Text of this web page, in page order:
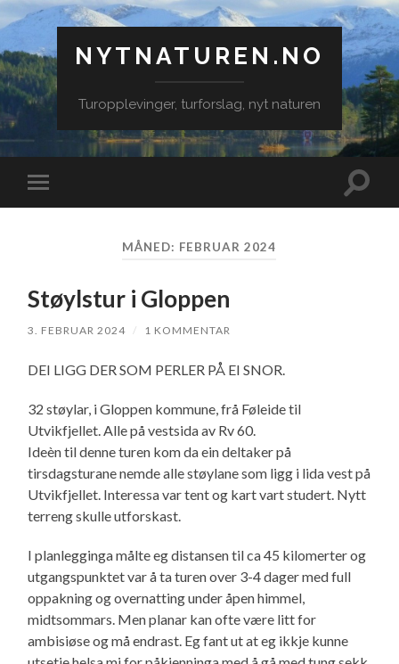
NYTNATUREN.NO
Turopplevinger, turforslag, nyt naturen
Veksle
mobilmeny
Veksle
MÅNED: FEBRUAR 2024
Støylstur i Gloppen
3. FEBRUAR 2024 / 1 KOMMENTAR
DEI LIGG DER SOM PERLER PÅ EI SNOR.
32 støylar, i Gloppen kommune, frå Føleide til
Utvikfjellet. Alle på vestsida av Rv 60.
Ideèn til denne turen kom da ein deltaker på
tirsdagsturane nemde alle støylane som ligg i lida vest på
Utvikfjellet. Interessa var tent og kart vart studert. Nytt
terreng skulle utforskast.
I planlegginga målte eg distansen til ca 45 kilomerter og
utgangspunktet var å ta turen over 3-4 dager med full
oppakning og overnatting under åpen himmel,
midtsommars. Men planar kan ofte være litt for
ambisiøse og må endrast. Eg fant ut at eg ikkje kunne